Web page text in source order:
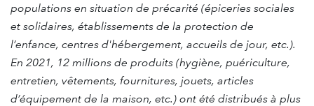
populations en situation de précarité (épiceries sociales
et solidaires, établissements de la protection de
l’enfance, centres d'hébergement, accueils de jour, etc.).
En 2021, 12 millions de produits (hygiène, puériculture,
entretien, vêtements, fournitures, jouets, articles
d’équipement de la maison, etc.) ont été distribués à plus